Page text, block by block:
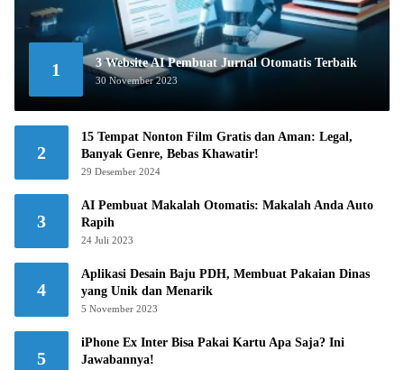
1 3 Website AI Pembuat Jurnal Otomatis Terbaik
30 November 2023
2
15 Tempat Nonton Film Gratis dan Aman: Legal,
Banyak Genre, Bebas Khawatir!
29 Desember 2024
3
AI Pembuat Makalah Otomatis: Makalah Anda Auto
Rapih
24 Juli 2023
4
Aplikasi Desain Baju PDH, Membuat Pakaian Dinas
yang Unik dan Menarik
5 November 2023
5
iPhone Ex Inter Bisa Pakai Kartu Apa Saja? Ini
Jawabannya!